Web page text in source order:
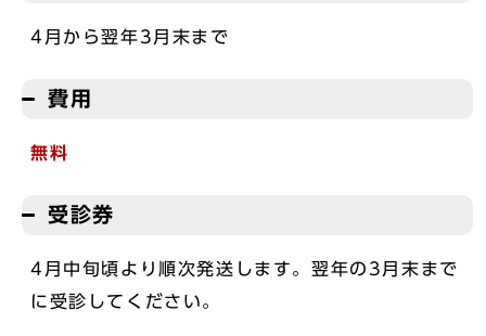
4月から翌年3月末まで
費用
無料
受診券
4月中旬頃より順次発送します。翌年の3月末まで
に受診してください。